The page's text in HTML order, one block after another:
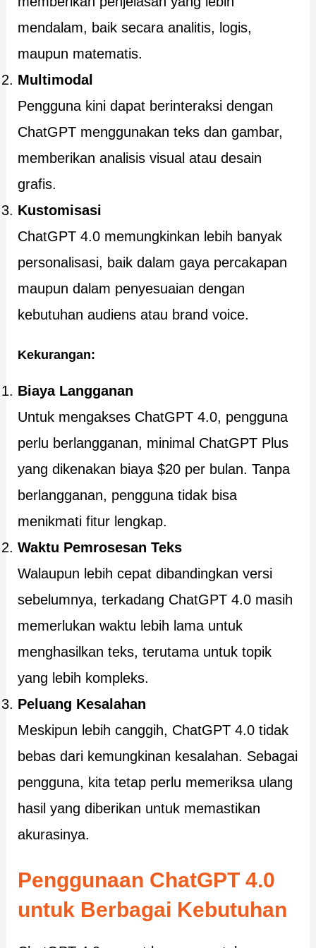
mendalam, baik secara analitis, logis,
maupun matematis.
Multimodal
Pengguna kini dapat berinteraksi dengan
ChatGPT menggunakan teks dan gambar,
memberikan analisis visual atau desain
grafis.
Kustomisasi
ChatGPT 4.0 memungkinkan lebih banyak
personalisasi, baik dalam gaya percakapan
maupun dalam penyesuaian dengan
kebutuhan audiens atau brand voice.
Kekurangan:
Biaya Langganan
Untuk mengakses ChatGPT 4.0, pengguna
perlu berlangganan, minimal ChatGPT Plus
yang dikenakan biaya $20 per bulan. Tanpa
berlangganan, pengguna tidak bisa
menikmati fitur lengkap.
Waktu Pemrosesan Teks
Walaupun lebih cepat dibandingkan versi
sebelumnya, terkadang ChatGPT 4.0 masih
memerlukan waktu lebih lama untuk
menghasilkan teks, terutama untuk topik
yang lebih kompleks.
Peluang Kesalahan
Meskipun lebih canggih, ChatGPT 4.0 tidak
bebas dari kemungkinan kesalahan. Sebagai
pengguna, kita tetap perlu memeriksa ulang
hasil yang diberikan untuk memastikan
akurasinya.
Penggunaan ChatGPT 4.0
untuk Berbagai Kebutuhan